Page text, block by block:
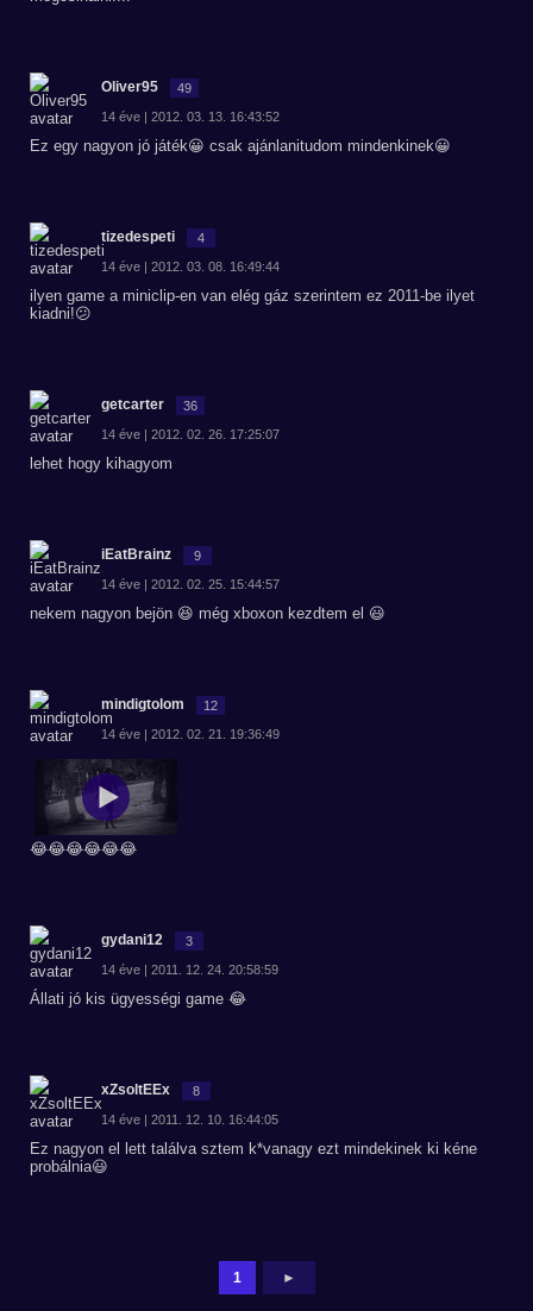
Oliver95 49
14 éve | 2012. 03. 13. 16:43:52
Ez egy nagyon jó játék😀 csak ajánlanitudom mindenkinek😀
tizedespeti 4
14 éve | 2012. 03. 08. 16:49:44
ilyen game a miniclip-en van elég gáz szerintem ez 2011-be ilyet
kiadni!😕
getcarter 36
14 éve | 2012. 02. 26. 17:25:07
lehet hogy kihagyom
iEatBrainz 9
14 éve | 2012. 02. 25. 15:44:57
nekem nagyon bejön 😆 még xboxon kezdtem el 😃
mindigtolom 12
14 éve | 2012. 02. 21. 19:36:49
😂😂😂😂😂😂
gydani12 3
14 éve | 2011. 12. 24. 20:58:59
Állati jó kis ügyességi game 😂
xZsoltEEx 8
14 éve | 2011. 12. 10. 16:44:05
Ez nagyon el lett találva sztem k*vanagy ezt mindekinek ki kéne
probálnia😃
1 ►